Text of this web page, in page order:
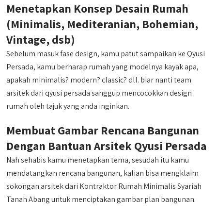
Menetapkan Konsep Desain Rumah
(Minimalis, Mediteranian, Bohemian,
Vintage, dsb)
Sebelum masuk fase design, kamu patut sampaikan ke Qyusi
Persada, kamu berharap rumah yang modelnya kayak apa,
apakah minimalis? modern? classic? dll. biar nanti team
arsitek dari qyusi persada sanggup mencocokkan design
rumah oleh tajuk yang anda inginkan.
Membuat Gambar Rencana Bangunan
Dengan Bantuan Arsitek Qyusi Persada
Nah sehabis kamu menetapkan tema, sesudah itu kamu
mendatangkan rencana bangunan, kalian bisa mengklaim
sokongan arsitek dari Kontraktor Rumah Minimalis Syariah
Tanah Abang untuk menciptakan gambar plan bangunan.